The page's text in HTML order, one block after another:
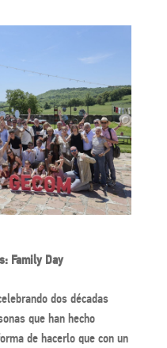
Family Day
dos décadas
que han hecho
de hacerlo que con un